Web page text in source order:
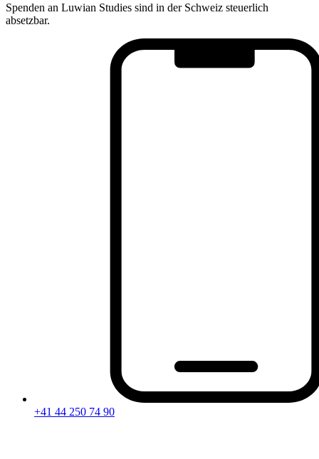
Spenden an Luwian Studies sind in der Schweiz steuerlich
absetzbar.
+41 44 250 74 90